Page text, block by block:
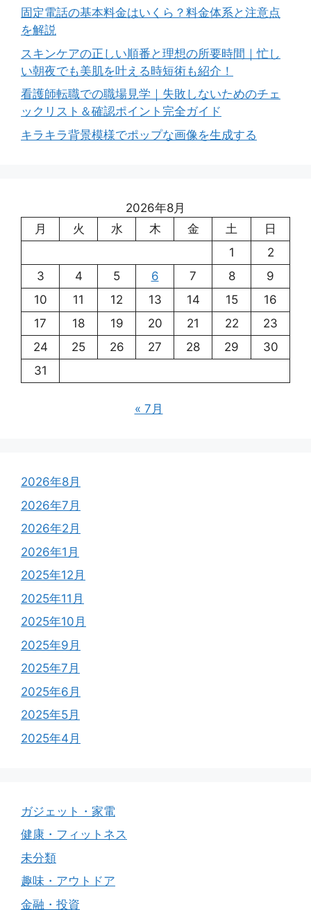
固定電話の基本料金はいくら？料金体系と注意点
を解説
スキンケアの正しい順番と理想の所要時間｜忙し
い朝夜でも美肌を叶える時短術も紹介！
看護師転職での職場見学｜失敗しないためのチェ
ックリスト＆確認ポイント完全ガイド
キラキラ背景模様でポップな画像を生成する
2026年8月
月
火 水 木 金 土
日
1
2
3
4 5 6 7 8
9
10
11 12 13 14 15
16
17
18 19 20 21 22
23
24
25 26 27 28 29
30
31
« 7月
2026年8月
2026年7月
2026年2月
2026年1月
2025年12月
2025年11月
2025年10月
2025年9月
2025年7月
2025年6月
2025年5月
2025年4月
ガジェット・家電
健康・フィットネス
未分類
趣味・アウトドア
金融・投資